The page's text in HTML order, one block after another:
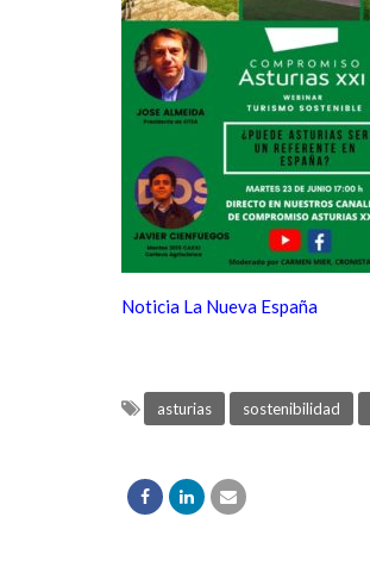
Noticia La Nueva España
asturias sostenibilidad